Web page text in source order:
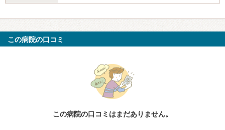
この病院の口コミ
この病院の口コミはまだありません。